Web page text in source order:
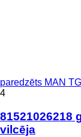
paredzēts MAN
4
81521026218
vilcēja